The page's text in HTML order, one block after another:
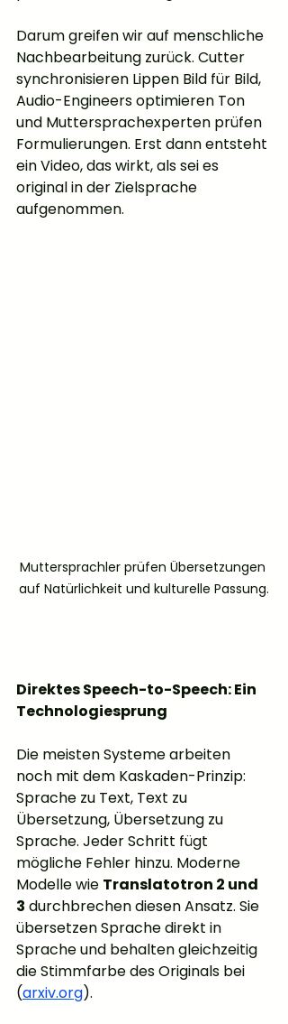
Darum greifen wir auf menschliche
Nachbearbeitung zurück. Cutter
synchronisieren Lippen Bild für Bild,
Audio-Engineers optimieren Ton
und Muttersprachexperten prüfen
Formulierungen. Erst dann entsteht
ein Video, das wirkt, als sei es
original in der Zielsprache
aufgenommen.
Muttersprachler prüfen Übersetzungen
auf Natürlichkeit und kulturelle Passung.
Direktes Speech-to-Speech: Ein
Technologiesprung
Die meisten Systeme arbeiten
noch mit dem Kaskaden-Prinzip:
Sprache zu Text, Text zu
Übersetzung, Übersetzung zu
Sprache. Jeder Schritt fügt
mögliche Fehler hinzu. Moderne
Modelle wie Translatotron 2 und
3 durchbrechen diesen Ansatz. Sie
übersetzen Sprache direkt in
Sprache und behalten gleichzeitig
die Stimmfarbe des Originals bei
(arxiv.org).